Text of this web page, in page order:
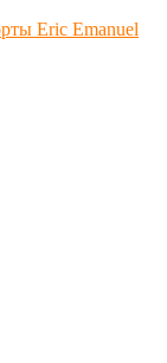
Eric Emanuel